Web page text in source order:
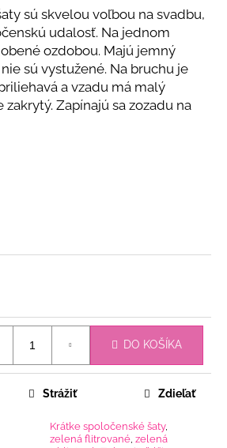
sú skvelou voľbou na svadbu,
udalosť. Na jednom
ozdobou. Majú jemný
sú vystužené. Na bruchu je
a vzadu má malý
zakrytý. Zapínajú sa zozadu na
DO KOŠÍKA
Krátke spoločenské šaty,
zelená flitrované zelená
Strážiť Zdieľať